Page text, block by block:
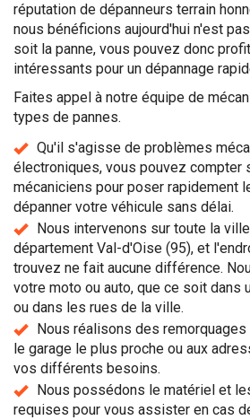
réputation de dépanneurs terrain
nous bénéficions aujourd'hui n'est
soit la panne, vous pouvez donc
intéressants pour un dépannage
Faites appel à notre équipe de
types de pannes.
Qu'il s'agisse de problèmes
électroniques, vous pouvez compter
mécaniciens pour poser rapidement
dépanner votre véhicule sans délai.
Nous intervenons sur toute la
département Val-d'Oise (95), et
trouvez ne fait aucune différence.
votre moto ou auto, que ce soit dans
ou dans les rues de la ville.
Nous réalisons des
le garage le plus proche ou aux
vos différents besoins.
Nous possédons le matériel et
requises pour vous assister en cas